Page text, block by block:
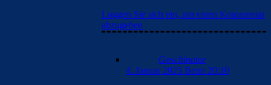
Loggen Sie sich ein, um einen Kommentar
abzugeben
Goschinator
4. Januar 2025 Beim 20:10